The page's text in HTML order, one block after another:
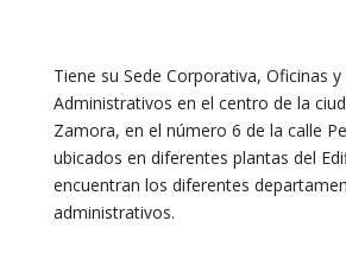
Tiene su Sede Corporativa, Oficinas y
Administrativos en el centro de la
Zamora, en el número 6 de la calle
ubicados en diferentes plantas del
encuentran los diferentes
administrativos.